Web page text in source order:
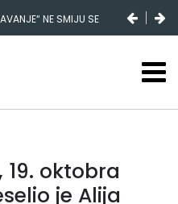
NE SMIJU SE
oktobra
je Alija